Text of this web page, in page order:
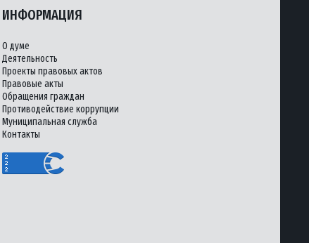
ИНФОРМАЦИЯ
О думе
Деятельность
Проекты правовых актов
Правовые акты
Обращения граждан
Противодействие коррупции
Муниципальная служба
Контакты